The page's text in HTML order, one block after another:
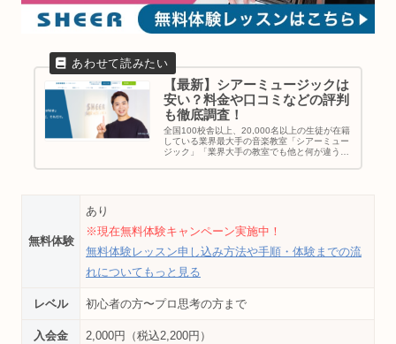
【最新】シアーミュージックは
安い？料金や口コミなどの評判
も徹底調査！
全国100校舎以上、20,000名以上の生徒が在籍
している業界最大手の音楽教室「シアーミュー
ジック」「業界大手の教室でも他と何が違う
んでるけどメリットは何？」と考えている方に
無料体験
あり
※現在無料体験キャンペーン実施中！
無料体験レッスン申し込み方法や手順・体験までの流
れについてもっと見る
レベル 初心者の方〜プロ思考の方まで
入会金 2,000円（税込2,200円）